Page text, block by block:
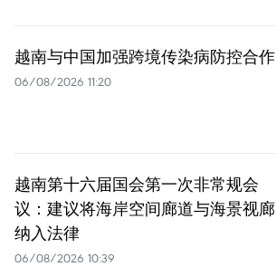
越南与中国加强跨境传染病防控合作
06/08/2026 11:20
越南第十六届国会第一次非常规会
议：建议将海岸空间廊道与海景视廊
纳入法律
06/08/2026 10:39